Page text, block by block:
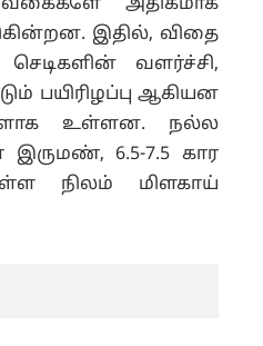
இதில், விதை
வளர்ச்சி,
பயிரிழப்பு ஆகியன
உள்ளன. நல்ல
இருமண், 6.5-7.5 கார
நிலம் மிளகாய்